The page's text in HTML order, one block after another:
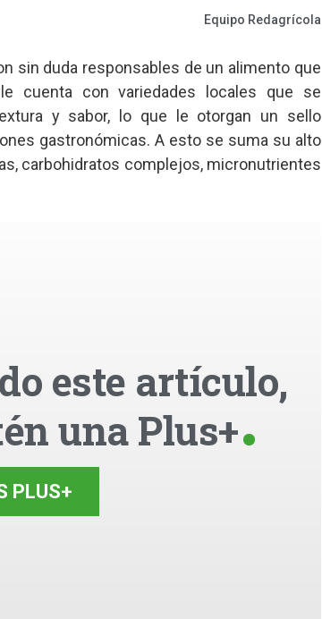
Equipo Redagrícola
sin duda responsables de un alimento que
cuenta con variedades locales que se
y sabor, lo que le otorgan un sello
gastronómicas. A esto se suma su alto
carbohidratos complejos, micronutrientes
este artículo,
una Plus+
PLUS+